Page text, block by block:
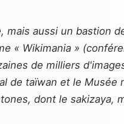
aussi un bastion
« Wikimania »
de milliers
taïwan et le
dont le sakizaya,